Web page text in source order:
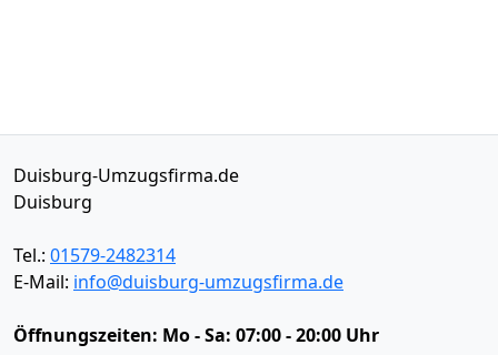
Duisburg-Umzugsfirma.de
Duisburg
Tel.: 01579-2482314
E-Mail: info@duisburg-umzugsfirma.de
Öffnungszeiten: Mo - Sa: 07:00 - 20:00 Uhr